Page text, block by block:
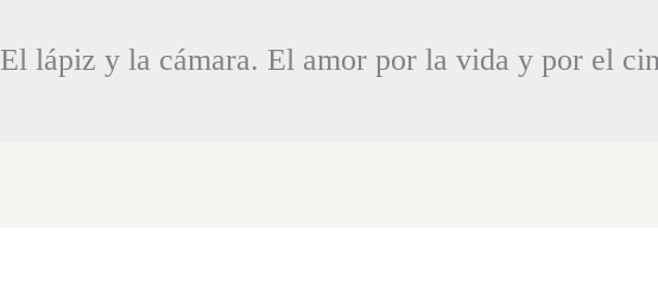
El lápiz y la cámara. El amor por la vida y por el